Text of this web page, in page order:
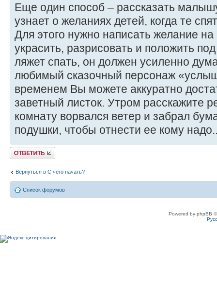
Еще один способ – рассказать
узнает о желаниях детей, когда те
Для этого нужно написать желание
украсить, разрисовать и положить
ляжет спать, он должен усиленно
любимый сказочный персонаж
временем Вы можете аккуратно
заветный листок. Утром расскажите
комнату ворвался ветер и забрал
подушки, чтобы отнести ее кому
Ответить
Вернуться в С чего начать?
Список форумов
Powered by phpBB